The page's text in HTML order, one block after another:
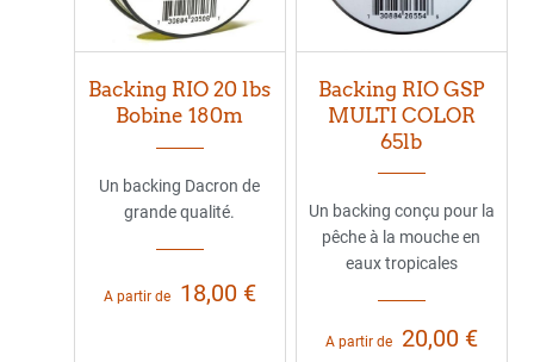
Backing RIO 20 lbs
Bobine 180m
Un backing Dacron de
grande qualité.
A partir de 18,00 €
Backing RIO GSP
MULTI COLOR
65lb
Un backing conçu pour la
pêche à la mouche en
eaux tropicales
A partir de 20,00 €